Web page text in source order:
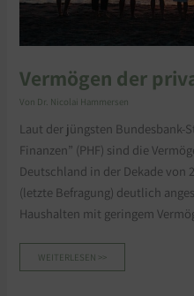
Vermögen der
Von Dr. Nicolai Hammersen
Laut der jüngsten Bundesbank-
Finanzen” (PHF) sind die
Deutschland in der Dekade von
(letzte Befragung) deutlich
Haushalten mit geringem
WEITERLESEN >>